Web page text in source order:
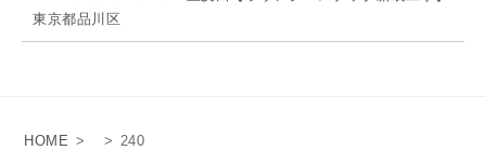
東京都品川区
HOME > > 240